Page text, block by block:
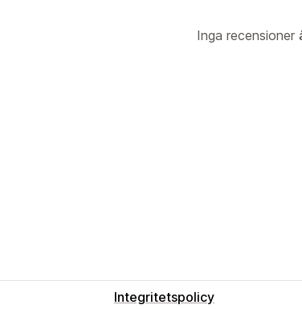
Inga recensioner
Integritetspolicy